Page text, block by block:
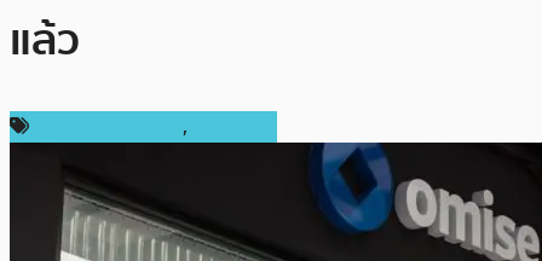
แล้ว
,